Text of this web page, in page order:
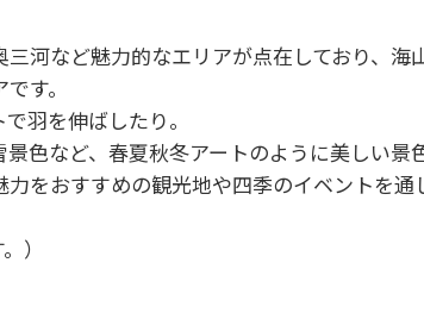
河など魅力的なエリアが点在しており、
す。
羽を伸ばしたり。
色など、春夏秋冬アートのように美しい景
をおすすめの観光地や四季のイベントを
）